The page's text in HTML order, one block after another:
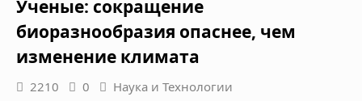
Ученые: сокращение
биоразнообразия опаснее, чем
изменение климата
2210 0 Наука и Технологии